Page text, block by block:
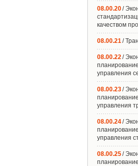
08.00.20/
качеством
08.00.21/
08.00.22/
управления
08.00.23/
управления
08.00.24/
управления
08.00.25/